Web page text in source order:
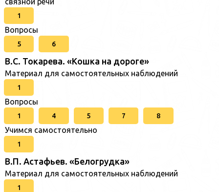
1
Вопросы
5 6
В.С. Токарева. «Кошка на дороге»
Материал для самостоятельных наблюдений
1
Вопросы
1 4 5 7 8
Учимся самостоятельно
1
В.П. Астафьев. «Белогрудка»
Материал для самостоятельных наблюдений
1